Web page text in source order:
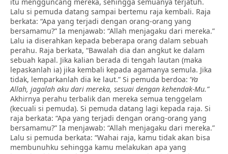
Lalu si pemuda datang sampai bertemu raja kembali. Raja
berkata: “Apa yang terjadi dengan orang-orang yang
bersamamu?” Ia menjawab: “Allah menjagaku dari mereka.”
Lalu ia diserahkan kepada beberapa orang dalam sebuah
perahu. Raja berkata, “Bawalah dia dan angkut ke dalam
sebuah kapal. Jika kalian berada di tengah lautan (maka
lepaskanlah ia) jika kembali kepada agamanya semula. Jika
tidak, lemparkanlah dia ke laut.” Si pemuda berdoa: ‘Ya
Allah, jagalah aku dari mereka, sesuai dengan kehendak-Mu.”
Akhirnya perahu terbalik dan mereka semua tenggelam
(kecuali si pemuda). Si pemuda datang lagi kepada raja. Si
raja berkata: “Apa yang terjadi dengan orang-orang yang
bersamamu?” Ia menjawab: “Allah menjagaku dari mereka.”
Lalu si pemuda berkata: “Wahai raja, kamu tidak akan bisa
membunuhku sehingga kamu melakukan apa yang